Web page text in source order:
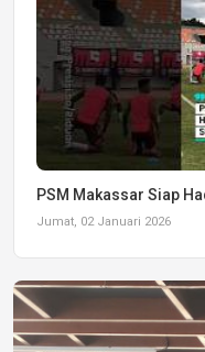
PSM Makassar Siap
Jumat, 02 Januari 2026